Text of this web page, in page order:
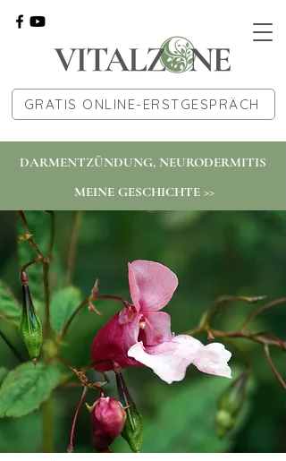
DARMENTZÜNDUNG, NEURODERMITIS
MEINE GESCHICHTE >>
GRATIS ONLINE-ERSTGESPRÄCH